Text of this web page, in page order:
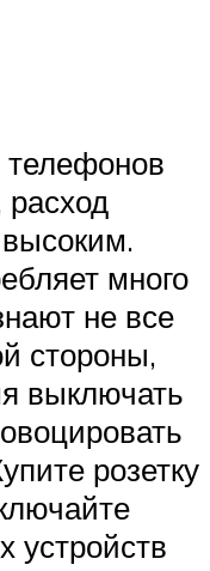
телефонов
расход
высоким.
много
не все
стороны,
выключать
розетку
устройств